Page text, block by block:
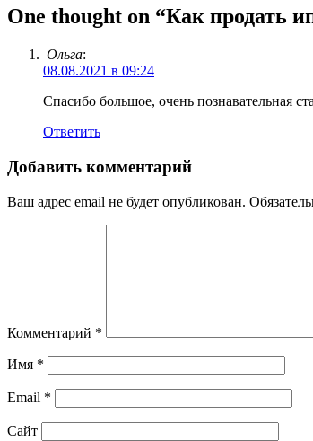
One thought on “Как продать
Ольга:
08.08.2021 в 09:24
Спасибо большое, очень познавательная
Ответить
Добавить комментарий
Ваш адрес email не будет опубликован.
Комментарий *
Имя *
Email *
Сайт